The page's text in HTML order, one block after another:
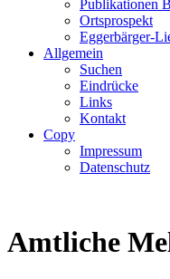
Publikationen
Ortsprospekt
Eggerbärger-
Allgemein
Suchen
Eindrücke
Links
Kontakt
Copy
Impressum
Datenschutz
Amtliche